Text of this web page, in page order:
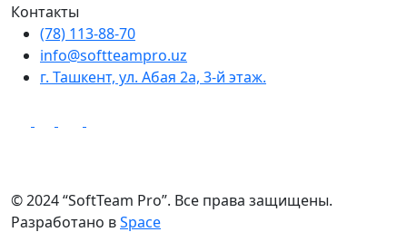
Контакты
(78) 113-88-70
info@softteampro.uz
г. Ташкент, ул. Абая 2а, 3-й этаж.
© 2024 “SoftTeam Pro”. Все права защищены.
Разработано вSpace